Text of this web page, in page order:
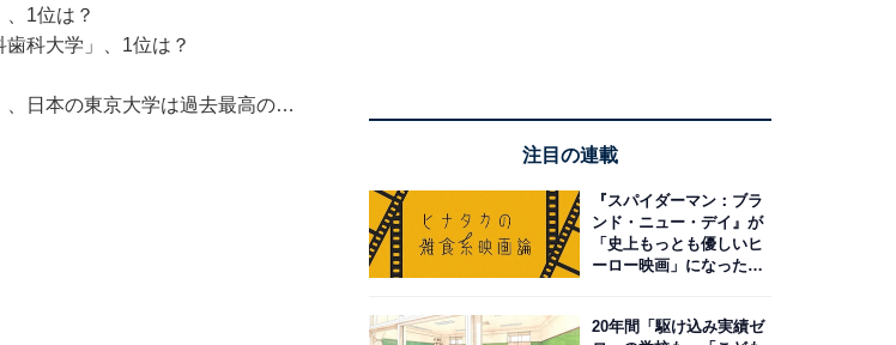
1位は？
科大学」、1位は？
、日本の東京大学は過去最高の…
注目の連載
『スパイダーマン：ブラ
ンド・ニュー・デイ』が
「史上もっとも優しいヒ
ーロー映画」になった理
20年間「駆け込み実績ゼ